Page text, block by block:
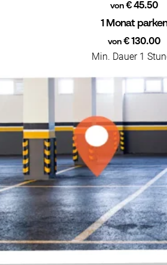
von€ 45.50
1 Monat parken
von€ 130.00
Min. Dauer 1